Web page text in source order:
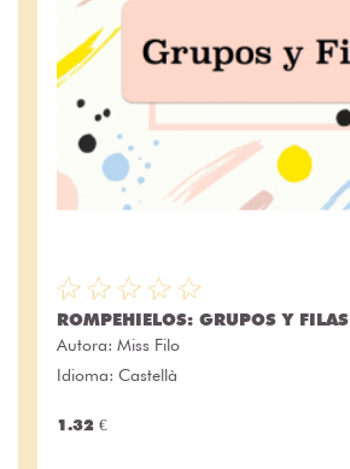
ROMPEHIELOS: GRUPOS Y FILAS
Autora: Miss Filo
Idioma: Castellà
1.32 €